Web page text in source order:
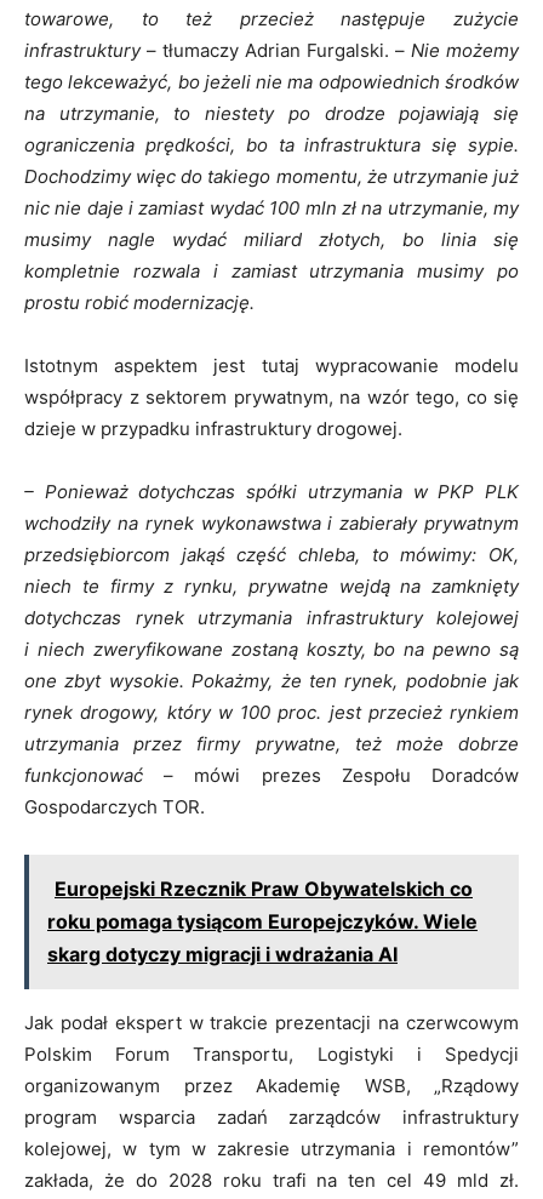
towarowe, to też przecież następuje zużycie
infrastruktury– tłumaczy Adrian Furgalski. – Nie możemy
tego lekceważyć, bo jeżeli nie ma odpowiednich środków
na utrzymanie, to niestety po drodze pojawiają się
ograniczenia prędkości, bo ta infrastruktura się sypie.
Dochodzimy więc do takiego momentu, że utrzymanie już
nic nie daje i zamiast wydać 100 mln zł na utrzymanie, my
musimy nagle wydać miliard złotych, bo linia się
kompletnie rozwala i zamiast utrzymania musimy po
prostu robić modernizację.
Istotnym aspektem jest tutaj wypracowanie modelu
współpracy z sektorem prywatnym, na wzór tego, co się
dzieje w przypadku infrastruktury drogowej.
– Ponieważ dotychczas spółki utrzymania w PKP PLK
wchodziły na rynek wykonawstwa i zabierały prywatnym
przedsiębiorcom jakąś część chleba, to mówimy: OK,
niech te firmy z rynku, prywatne wejdą na zamknięty
dotychczas rynek utrzymania infrastruktury kolejowej
i niech zweryfikowane zostaną koszty, bo na pewno są
one zbyt wysokie. Pokażmy, że ten rynek, podobnie jak
rynek drogowy, który w 100 proc. jest przecież rynkiem
utrzymania przez firmy prywatne, też może dobrze
funkcjonować– mówi prezes Zespołu Doradców
Gospodarczych TOR.
Europejski Rzecznik Praw Obywatelskich co
roku pomaga tysiącom Europejczyków. Wiele
skarg dotyczy migracji i wdrażania AI
Jak podał ekspert w trakcie prezentacji na czerwcowym
Polskim Forum Transportu, Logistyki i Spedycji
organizowanym przez Akademię WSB, „Rządowy
program wsparcia zadań zarządców infrastruktury
kolejowej, w tym w zakresie utrzymania i remontów”
zakłada, że do 2028 roku trafi na ten cel 49 mld zł.